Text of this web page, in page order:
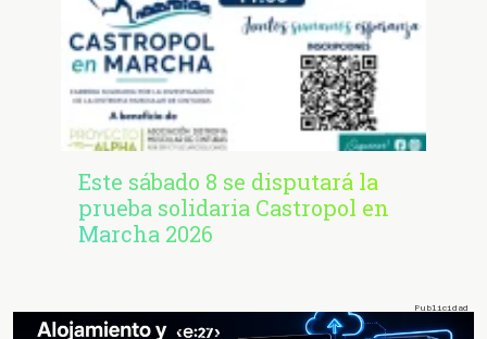
Este sábado 8 se disputará la
prueba solidaria Castropol en
Marcha 2026